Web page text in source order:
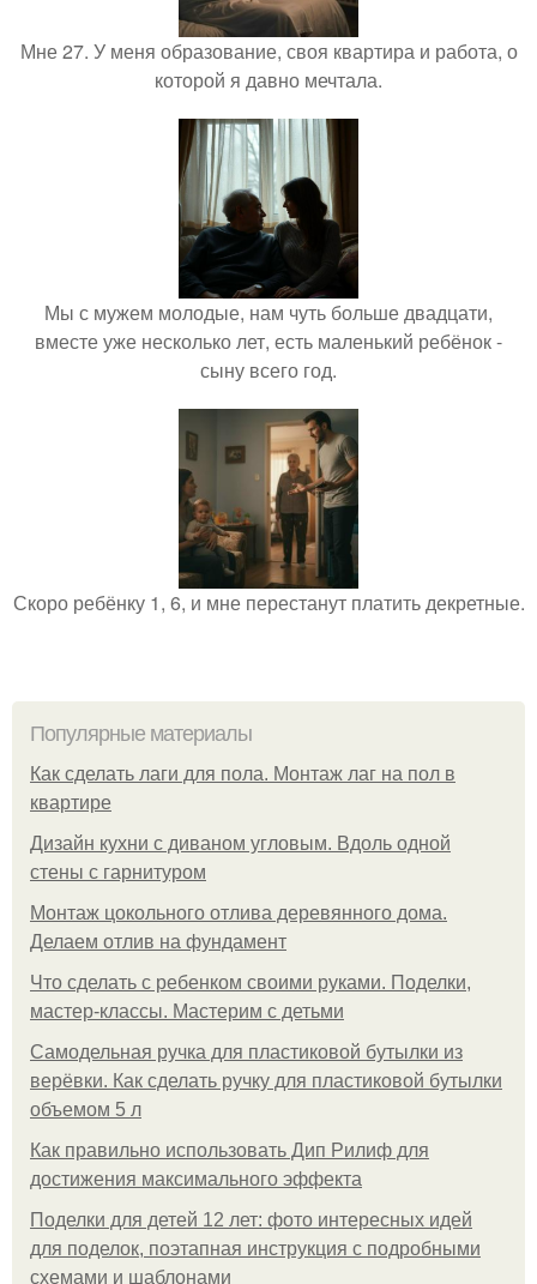
Мне 27. У меня образование, своя квартира и работа, о
которой я давно мечтала.
Мы с мужем молодые, нам чуть больше двадцати,
вместе уже несколько лет, есть маленький ребёнок -
сыну всего год.
Скоро ребёнку 1, 6, и мне перестанут платить декретные.
Популярные материалы
Как сделать лаги для пола. Монтаж лаг на пол в
квартире
Дизайн кухни с диваном угловым. Вдоль одной
стены с гарнитуром
Монтаж цокольного отлива деревянного дома.
Делаем отлив на фундамент
Что сделать с ребенком своими руками. Поделки,
мастер-классы. Мастерим с детьми
Самодельная ручка для пластиковой бутылки из
верёвки. Как сделать ручку для пластиковой бутылки
объемом 5 л
Как правильно использовать Дип Рилиф для
достижения максимального эффекта
Поделки для детей 12 лет: фото интересных идей
для поделок, поэтапная инструкция с подробными
схемами и шаблонами